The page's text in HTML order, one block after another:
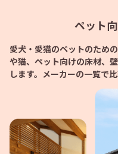
ペット
愛犬・愛猫のペットのため
や猫、ペット向けの床材、
します。メーカーの一覧で